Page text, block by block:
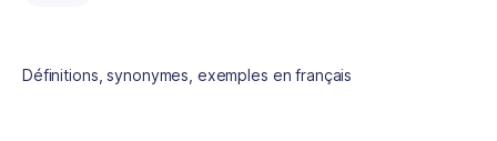
Définitions, synonymes, exemples en français